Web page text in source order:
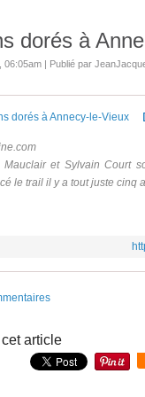
dorés à
06:05am | Publié par
Mauclair et Sylvain Court
le trail il y a tout juste cinq
article